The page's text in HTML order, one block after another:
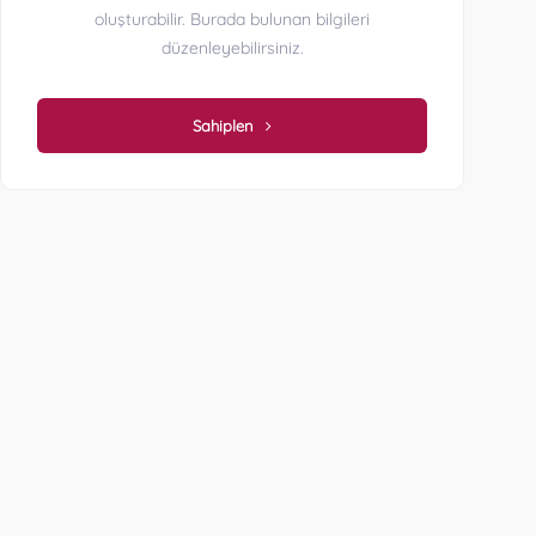
oluşturabilir. Burada bulunan bilgileri
düzenleyebilirsiniz.
Sahiplen